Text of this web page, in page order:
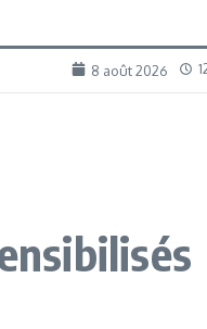
8 août 2026